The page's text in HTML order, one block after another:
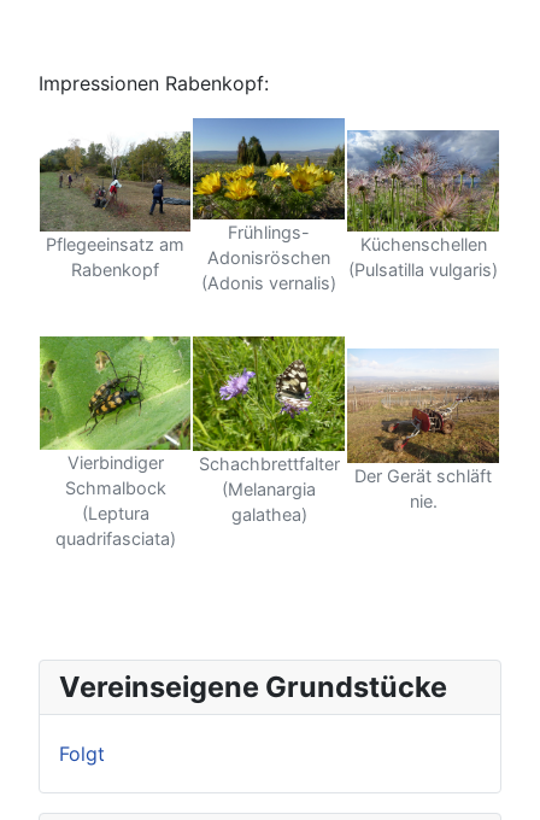
Impressionen Rabenkopf:
Pflegeeinsatz am
Rabenkopf
Frühlings-
Adonisröschen
(Adonis vernalis)
Küchenschellen
(Pulsatilla vulgaris)
Vierbindiger
Schmalbock
(Leptura
quadrifasciata)
Schachbrettfalter
(Melanargia
galathea)
Der Gerät schläft
nie.
Vereinseigene Grundstücke
Folgt